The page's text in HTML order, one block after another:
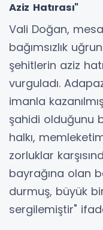
Aziz Hatırası"
Vali Doğan,
bağımsızlık
şehitlerin aziz
vurguladı.
imanla
şahidi olduğunu
halkı,
zorluklar
bayrağına olan
durmuş, büyük
sergilemiştir"